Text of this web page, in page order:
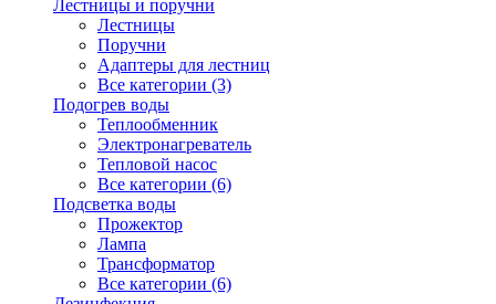
Лестницы и поручни
Лестницы
Поручни
Адаптеры для лестниц
Все категории (3)
Подогрев воды
Теплообменник
Электронагреватель
Тепловой насос
Все категории (6)
Подсветка воды
Прожектор
Лампа
Трансформатор
Все категории (6)